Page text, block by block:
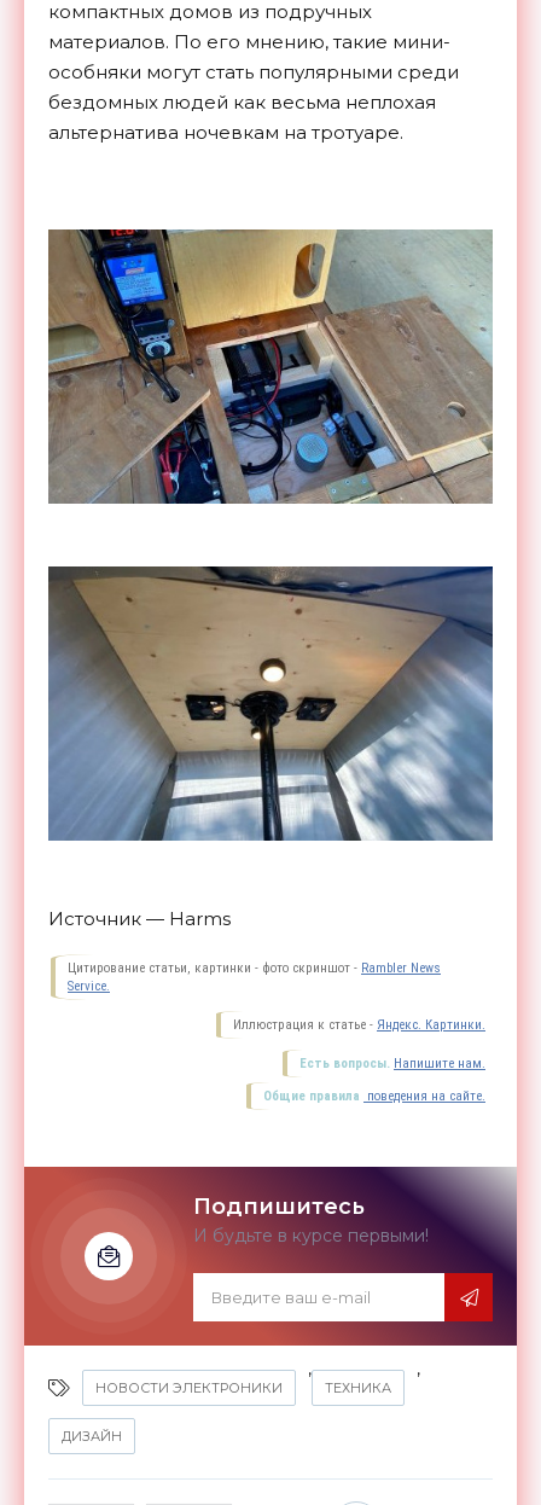
компактных домов из подручных
материалов. По его мнению, такие мини-
особняки могут стать популярными среди
бездомных людей как весьма неплохая
альтернатива ночевкам на тротуаре.
Источник — Harms
Цитирование статьи, картинки - фото скриншот - Rambler News
Service.
Иллюстрация к статье - Яндекс. Картинки.
Есть вопросы. Напишите нам.
Общие правила поведения на сайте.
Подпишитесь
И будьте в курсе первыми!
НОВОСТИ ЭЛЕКТРОНИКИ
,
ТЕХНИКА
,
ДИЗАЙН